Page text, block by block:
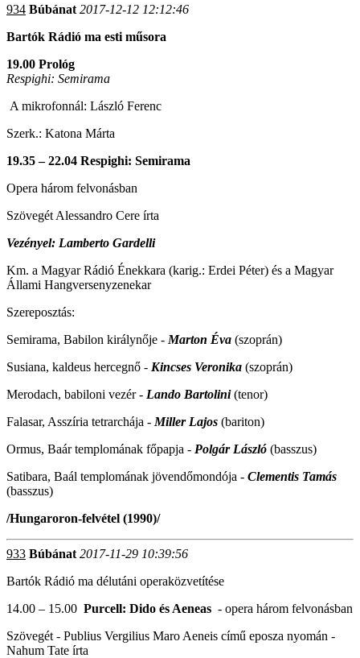
934 Búbánat 2017-12-12 12:12:46
Bartók Rádió ma esti műsora
19.00 Prológ
Respighi: Semirama
A mikrofonnál: László Ferenc
Szerk.: Katona Márta
19.35 – 22.04 Respighi: Semirama
Opera három felvonásban
Szövegét Alessandro Cere írta
Vezényel: Lamberto Gardelli
Km. a Magyar Rádió Énekkara (karig.: Erdei Péter) és a Magyar
Állami Hangversenyzenekar
Szereposztás:
Semirama, Babilon királynője - Marton Éva (szoprán)
Susiana, kaldeus hercegnő - Kincses Veronika (szoprán)
Merodach, babiloni vezér - Lando Bartolini(tenor)
Falasar, Asszíria tetrarchája - Miller Lajos (bariton)
Ormus, Baár templomának főpapja - Polgár László (basszus)
Satibara, Baál templomának jövendőmondója - Clementis Tamás
(basszus)
/Hungaroron-felvétel (1990)/
933 Búbánat 2017-11-29 10:39:56
Bartók Rádió ma délutáni operaközvetítése
14.00 – 15.00 Purcell: Dido és Aeneas - opera három felvonásban
Szövegét - Publius Vergilius Maro Aeneis című eposza nyomán -
Nahum Tate írta